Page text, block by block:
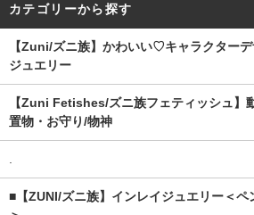
カテゴリーから探す
【Zuni/ズニ族】かわいい♡キャラクター
ジュエリー
【Zuni Fetishes/ズニ族フェティッシュ】
置物・お守り/物神
.
■【ZUNI/ズニ族】インレイジュエリー＜ペ